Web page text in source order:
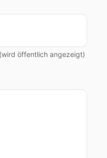
öffentlich angezeigt)